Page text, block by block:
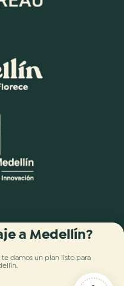
a Medellín?
te damos un plan listo para
.